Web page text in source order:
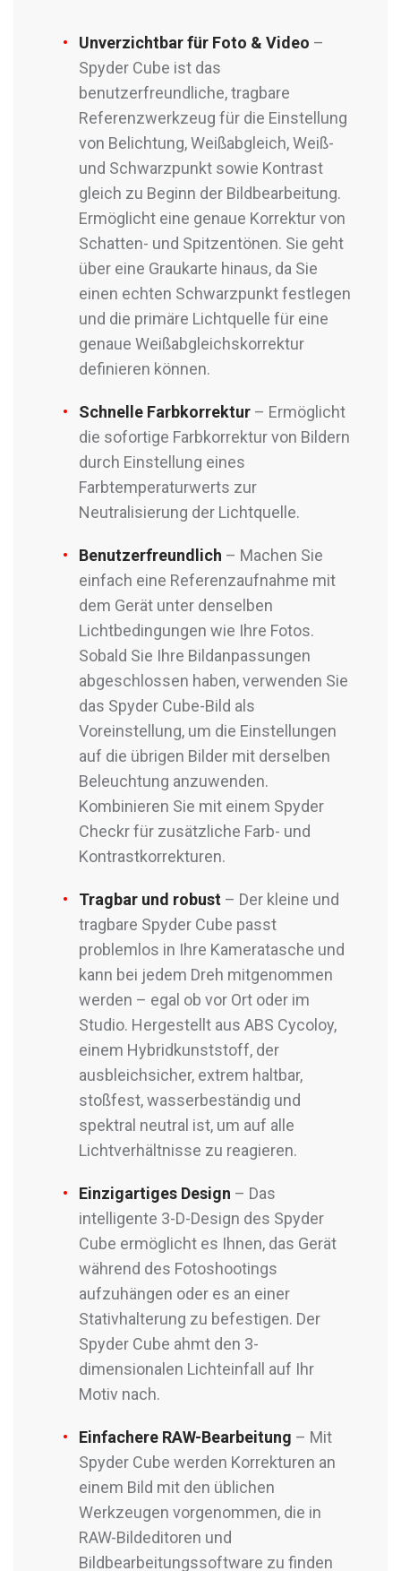
Unverzichtbar für Foto & Video –
Spyder Cube ist das
benutzerfreundliche, tragbare
Referenzwerkzeug für die Einstellung
von Belichtung, Weißabgleich, Weiß-
und Schwarzpunkt sowie Kontrast
gleich zu Beginn der Bildbearbeitung.
Ermöglicht eine genaue Korrektur von
Schatten- und Spitzentönen. Sie geht
über eine Graukarte hinaus, da Sie
einen echten Schwarzpunkt festlegen
und die primäre Lichtquelle für eine
genaue Weißabgleichskorrektur
definieren können.
Schnelle Farbkorrektur – Ermöglicht
die sofortige Farbkorrektur von Bildern
durch Einstellung eines
Farbtemperaturwerts zur
Neutralisierung der Lichtquelle.
Benutzerfreundlich – Machen Sie
einfach eine Referenzaufnahme mit
dem Gerät unter denselben
Lichtbedingungen wie Ihre Fotos.
Sobald Sie Ihre Bildanpassungen
abgeschlossen haben, verwenden Sie
das Spyder Cube-Bild als
Voreinstellung, um die Einstellungen
auf die übrigen Bilder mit derselben
Beleuchtung anzuwenden.
Kombinieren Sie mit einem Spyder
Checkr für zusätzliche Farb- und
Kontrastkorrekturen.
Tragbar und robust – Der kleine und
tragbare Spyder Cube passt
problemlos in Ihre Kameratasche und
kann bei jedem Dreh mitgenommen
werden – egal ob vor Ort oder im
Studio. Hergestellt aus ABS Cycoloy,
einem Hybridkunststoff, der
ausbleichsicher, extrem haltbar,
stoßfest, wasserbeständig und
spektral neutral ist, um auf alle
Lichtverhältnisse zu reagieren.
Einzigartiges Design – Das
intelligente 3-D-Design des Spyder
Cube ermöglicht es Ihnen, das Gerät
während des Fotoshootings
aufzuhängen oder es an einer
Stativhalterung zu befestigen. Der
Spyder Cube ahmt den 3-
dimensionalen Lichteinfall auf Ihr
Motiv nach.
Einfachere RAW-Bearbeitung – Mit
Spyder Cube werden Korrekturen an
einem Bild mit den üblichen
Werkzeugen vorgenommen, die in
RAW-Bildeditoren und
Bildbearbeitungssoftware zu finden